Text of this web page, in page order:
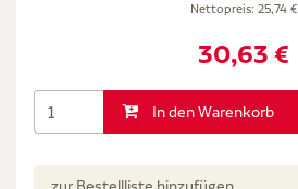
Nettopreis: 25,74 €
30,63 €
In den Warenkorb